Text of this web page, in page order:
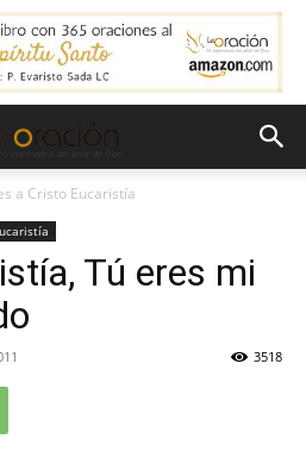
a Cristo Eucaristía
Tú eres mi
3518